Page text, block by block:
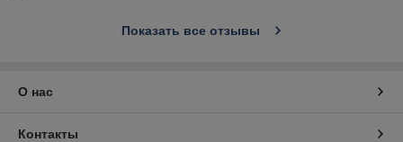
Показать все отзывы
О нас
Контакты